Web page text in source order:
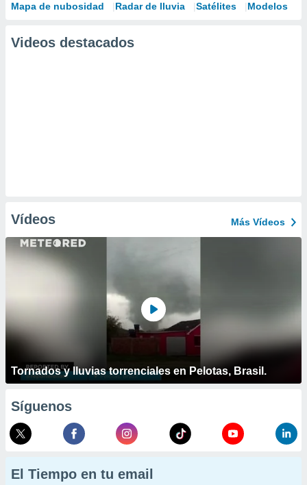
Mapa de nubosidad Radar de lluvia Satélites Modelos
Videos destacados
Vídeos Más Vídeos
Tornados y lluvias torrenciales en Pelotas, Brasil.
Síguenos
El Tiempo en tu email